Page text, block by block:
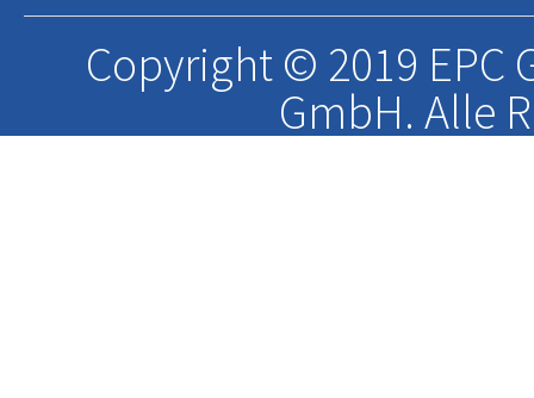
Copyright © 2019 EPC
GmbH. Alle